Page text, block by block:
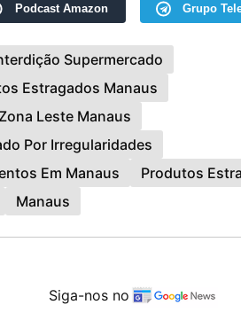
Podcast Amazon Grupo
Supermercado
Estragados Manaus
Leste Manaus
Por Irregularidades
Em Manaus
Produtos
Manaus
Siga-nos no